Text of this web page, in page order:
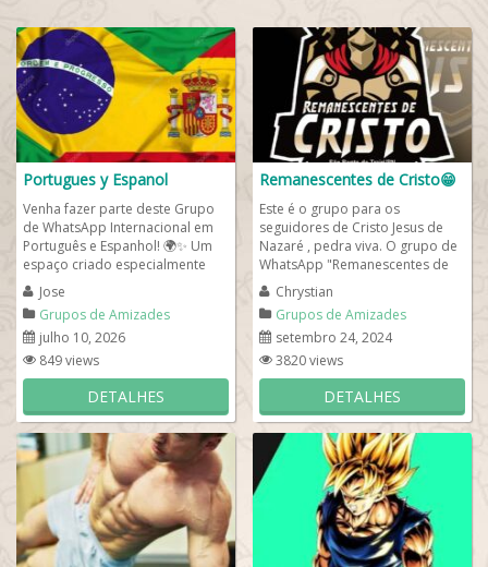
Portugues y Espanol
Venha fazer parte deste Grupo
de WhatsApp Internacional em
Português e Espanhol! 🌍✨ Um
espaço criado especialmente
para quem deseja fazer novas...
Jose
Grupos de Amizades
julho 10, 2026
849 views
DETALHES
Remanescentes de Cristo😁
Este é o grupo para os
seguidores de Cristo Jesus de
Nazaré , pedra viva. O grupo de
WhatsApp "Remanescentes de
Cristo" é um espaço acolhedor e
inspirador...
Chrystian
Grupos de Amizades
setembro 24, 2024
3820 views
DETALHES